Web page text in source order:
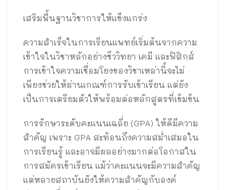
เสริมพื้นฐานวิชาการให้แข็งแกร่ง
ความสำเร็จในการเรียนแพทย์เริ่มต้นจากความ
เข้าใจในวิชาหลักอย่างชีววิทยา เคมี และฟิสิกส์
การเข้าใจความเชื่อมโยงของวิชาเหล่านี้จะไม่
เพียงช่วยให้ผ่านเกณฑ์การรับเข้าเรียน แต่ยัง
เป็นการเตรียมตัวให้พร้อมต่อหลักสูตรที่เข้มข้น
การรักษาระดับคะแนนเฉลี่ย (GPA) ให้ดีมีความ
สำคัญ เพราะ GPA สะท้อนถึงความสม่ำเสมอใน
การเรียนรู้ และอาจมีผลอย่างมากต่อโอกาสใน
การสมัครเข้าเรียน แม้ว่าคะแนนจะมีความสำคัญ
แต่หลายสถาบันยังให้ความสำคัญกับองค์